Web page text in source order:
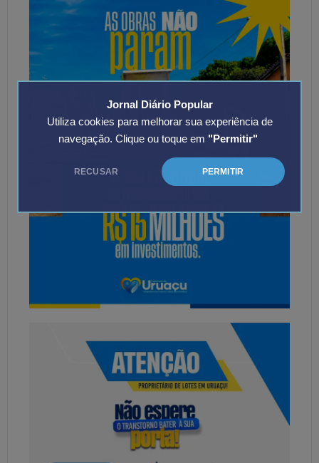
Jornal Diário Popular
Utiliza cookies para melhorar sua experiência de
navegação. Clique ou toque em "Permitir"
RECUSAR PERMITIR